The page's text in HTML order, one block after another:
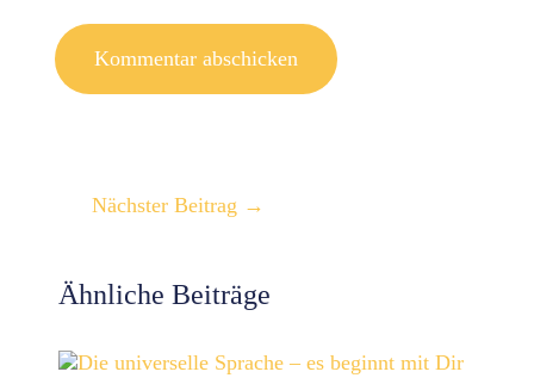
Nächster Beitrag →
Ähnliche Beiträge